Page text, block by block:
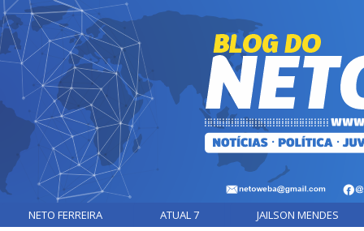
NETO FERREIRA ATUAL 7 JAILSON MENDES